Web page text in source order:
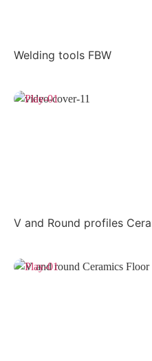
Welding tools FBW
V and Round profiles